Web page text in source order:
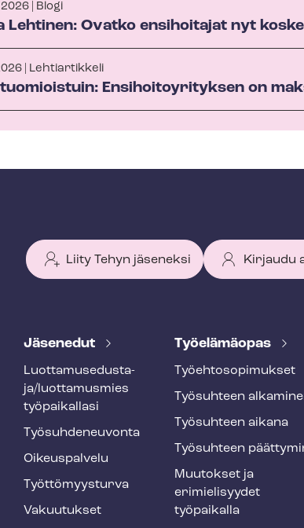
| Blogi
Lehtinen: Ovatko ensihoitajat nyt
| Lehtiartikkeli
En­si­hoi­to­y­ri­tyk­sen on
Liity Tehyn jäseneksi Kirjaudu
T
h
y
f
o
o
t
Jäsenedut
Luot­ta­muse­dus­ta­
ja/luottamusmies
työpaikallasi
Työ­suh­de­neu­von­ta
Oikeuspalvelu
Työt­tö­myys­tur­va
Vakuutukset
Työelämäopas
Työ­eh­to­so­pi­muk­set
Työsuhteen
Työsuhteen aikana
Työsuhteen
Muutokset ja
erimielisyydet
työpaikalla